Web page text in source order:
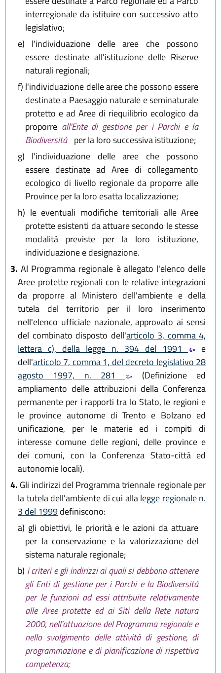
interregionale da istituire con successivo atto
legislativo;
e) l'individuazione delle aree che possono
essere destinate all'istituzione delle Riserve
naturali regionali;
f) l'individuazione delle aree che possono essere
destinate a Paesaggio naturale e seminaturale
protetto e ad Aree di riequilibrio ecologico da
proporre all'Ente di gestione per i Parchi e la
Biodiversità per la loro successiva istituzione;
g) l'individuazione delle aree che possono
essere destinate ad Aree di collegamento
ecologico di livello regionale da proporre alle
Province per la loro esatta localizzazione;
h) le eventuali modifiche territoriali alle Aree
protette esistenti da attuare secondo le stesse
modalità previste per la loro istituzione,
individuazione e designazione.
3. Al Programma regionale è allegato l'elenco delle
Aree protette regionali con le relative integrazioni
da proporre al Ministero dell'ambiente e della
tutela del territorio per il loro inserimento
nell'elenco ufficiale nazionale, approvato ai sensi
del combinato disposto dell'articolo 3, comma 4,
lettera c), della legge n. 394 del 1991
e
dell'articolo 7, comma 1, del decreto legislativo 28
agosto 1997, n. 281
(Definizione ed
ampliamento delle attribuzioni della Conferenza
permanente per i rapporti tra lo Stato, le regioni e
le province autonome di Trento e Bolzano ed
unificazione, per le materie ed i compiti di
interesse comune delle regioni, delle province e
dei comuni, con la Conferenza Stato-città ed
autonomie locali).
4. Gli indirizzi del Programma triennale regionale per
la tutela dell'ambiente di cui allalegge regionale n.
3 del 1999definiscono:
a) gli obiettivi, le priorità e le azioni da attuare
per la conservazione e la valorizzazione del
sistema naturale regionale;
b) i criteri e gli indirizzi ai quali si debbono attenere
gli Enti di gestione per i Parchi e la Biodiversità
per le funzioni ad essi attribuite relativamente
alle Aree protette ed ai Siti della Rete natura
2000, nell'attuazione del Programma regionale e
nello svolgimento delle attività di gestione, di
programmazione e di pianificazione di rispettiva
competenza;